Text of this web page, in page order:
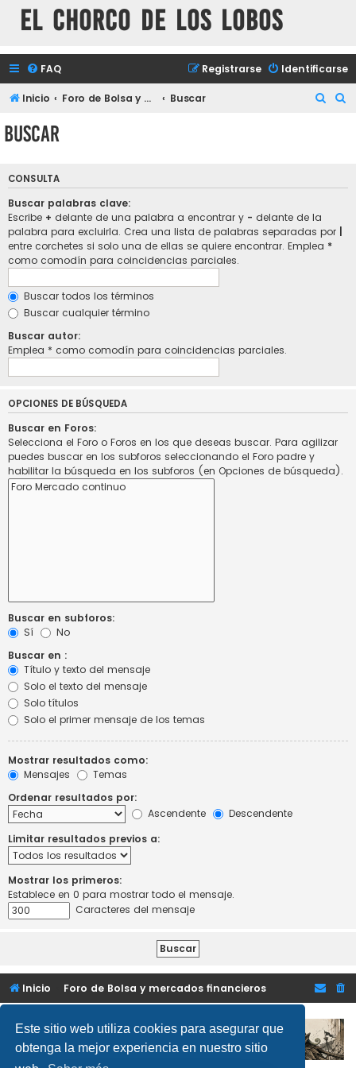
Este sitio web utiliza cookies para asegurar que
obtenga la mejor experiencia en nuestro sitio
El chorco de los lobos
FAQ Identificarse
Registrarse
Inicio Foro de Bolsa y mercados financieros Buscar
Buscar
CONSULTA
Buscar palabras clave:
Escribe + delante de una palabra a encontrar y - delante de la
palabra para excluirla. Crea una lista de palabras separadas por
entre corchetes si solo una de ellas se quiere encontrar. Emplea *
como comodín para coincidencias parciales.
Buscar todos los términos
Buscar cualquier término
Buscar autor:
Emplea * como comodín para coincidencias parciales.
OPCIONES DE BÚSQUEDA
Buscar en Foros:
Selecciona el Foro o Foros en los que deseas buscar. Para agilizar
puedes buscar en los subforos seleccionando el Foro padre y
habilitar la búsqueda en los subforos (en Opciones de búsqueda).
Buscar en subforos:
Sí
No
Buscar en :
Título y texto del mensaje
Solo el texto del mensaje
Solo títulos
Solo el primer mensaje de los temas
Mostrar resultados como:
Mensajes
Temas
Ordenar resultados por:
Ascendente
Descendente
Limitar resultados previos a:
Mostrar los primeros:
Establece en 0 para mostrar todo el mensaje.
Caracteres del mensaje
Inicio Foro de Bolsa y mercados financieros